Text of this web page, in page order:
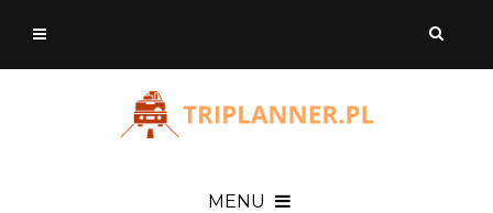
MENU